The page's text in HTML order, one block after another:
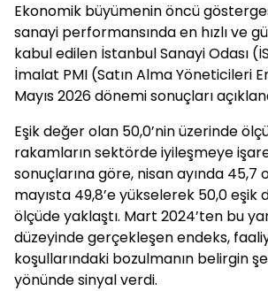
Ekonomik büyümenin öncü
sanayi performansında en hızlı ve
kabul edilen İstanbul Sanayi Odası
İmalat PMI (Satın Alma Yöneticileri
Mayıs 2026 dönemi sonuçları
Eşik değer olan 50,0’nin üzerinde
rakamların sektörde iyileşmeye
sonuçlarına göre, nisan ayında 45,7
mayısta 49,8’e yükselerek 50,0
ölçüde yaklaştı. Mart 2024’ten bu
düzeyinde gerçekleşen endeks,
koşullarındaki bozulmanın belirgin
yönünde sinyal verdi.